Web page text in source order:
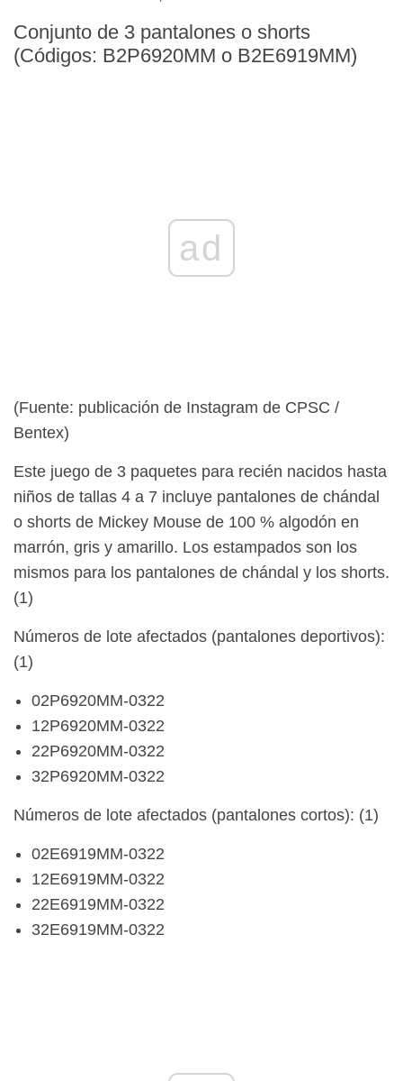
Conjunto de 3 pantalones o shorts
(Códigos: B2P6920MM o B2E6919MM)
ad
(Fuente: publicación de Instagram de CPSC /
Bentex)
Este juego de 3 paquetes para recién nacidos hasta
niños de tallas 4 a 7 incluye pantalones de chándal
o shorts de Mickey Mouse de 100 % algodón en
marrón, gris y amarillo. Los estampados son los
mismos para los pantalones de chándal y los shorts.
(1)
Números de lote afectados (pantalones deportivos):
(1)
02P6920MM-0322
12P6920MM-0322
22P6920MM-0322
32P6920MM-0322
Números de lote afectados (pantalones cortos): (1)
02E6919MM-0322
12E6919MM-0322
22E6919MM-0322
32E6919MM-0322